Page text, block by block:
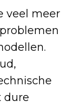
veel meer
dure